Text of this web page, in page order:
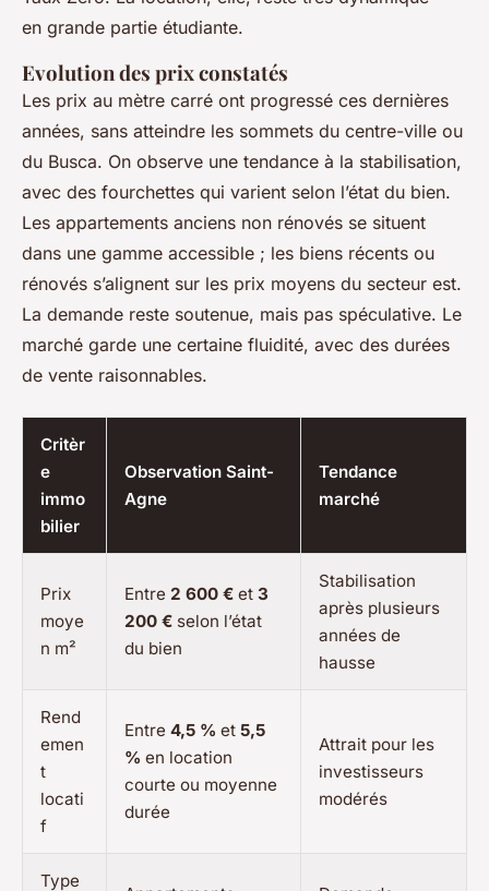
en grande partie étudiante.
Evolution des prix constatés
Les prix au mètre carré ont progressé ces dernières
années, sans atteindre les sommets du centre-ville ou
du Busca. On observe une tendance à la stabilisation,
avec des fourchettes qui varient selon l’état du bien.
Les appartements anciens non rénovés se situent
dans une gamme accessible ; les biens récents ou
rénovés s’alignent sur les prix moyens du secteur est.
La demande reste soutenue, mais pas spéculative. Le
marché garde une certaine fluidité, avec des durées
de vente raisonnables.
Critèr
e
immo
bilier
Observation Saint-
Agne
Tendance
marché
Prix
moye
n m²
Entre 2 600 € et 3
200 € selon l’état
du bien
Stabilisation
après plusieurs
années de
hausse
Rend
emen
t
locati
f
Entre 4,5 % et 5,5
% en location
courte ou moyenne
durée
Attrait pour les
investisseurs
modérés
Type